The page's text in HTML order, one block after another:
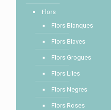
Flors
Flors Blanques
Flors Blaves
Flors Grogues
Flors Liles
Flors Negres
Flors Roses